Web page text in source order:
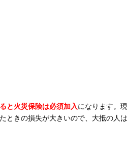
と火災保険は必須加入になります。
ときの損失が大きいので、大抵の人